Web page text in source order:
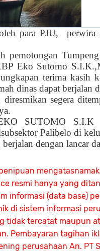
para PJU,
perwira
pemotongan
Eko Sutomo
terima kasih
dinas dapat berjalan
segera
SUTOMO S.I.K
Palibelo di
dengan lancar
resmi hanya yang
informasi (data base)
di sistem informasi
tidak tercatat maupun
Pembayaran tagihan
perusahaan An. PT